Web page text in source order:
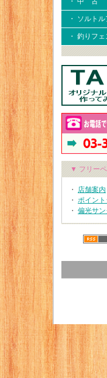
・ ソルト
・ 釣りフ
▼ フリー
・ 店舗案内
・ ポイン
・ 偏光サ